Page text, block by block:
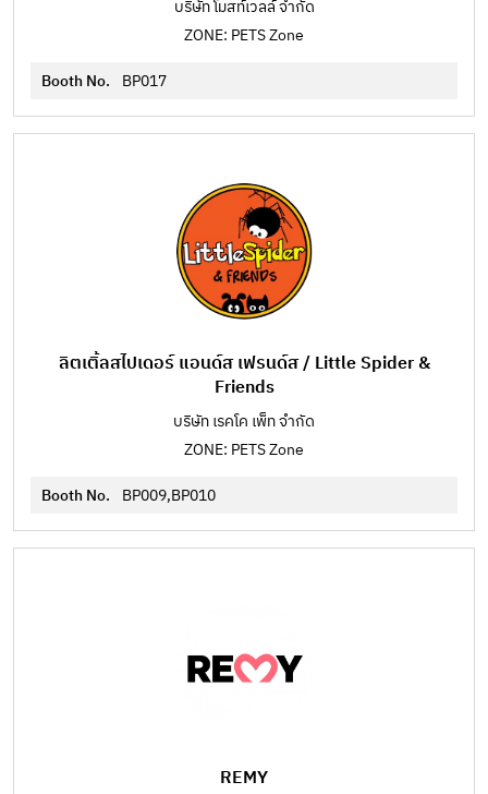
บริษัท โมสท์เวลล์ จำกัด
ZONE: PETS Zone
Booth No. BP017
ลิตเติ้ลสไปเดอร์ แอนด์ส เฟรนด์ส / Little Spider &
Friends
บริษัท เรคโค เพ็ท จำกัด
ZONE: PETS Zone
Booth No. BP009,BP010
REMY